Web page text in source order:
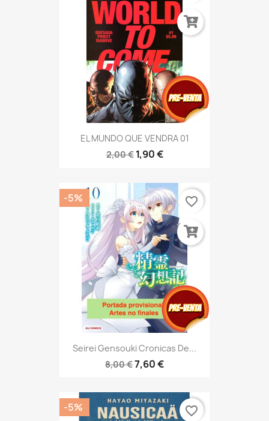
EL MUNDO QUE VENDRA 01
2,00 € 1,90 €
Seirei Gensouki Cronicas De...
8,00 €7,60 €
-5% favorite_border
-5% favorite_border